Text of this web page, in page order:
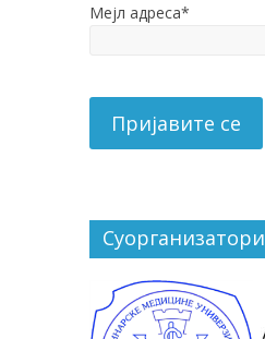
Мејл адреса*
Суорганизатори